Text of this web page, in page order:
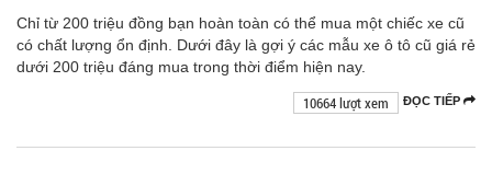
Chỉ từ 200 triệu đồng bạn hoàn toàn có thể mua một chiếc xe cũ
có chất lượng ổn định. Dưới đây là gợi ý các mẫu xe ô tô cũ giá rẻ
dưới 200 triệu đáng mua trong thời điểm hiện nay.
ĐỌC TIẾP
10664 lượt xem